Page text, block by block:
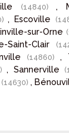
(14840),
, Escoville
sur-Orne
Saint-Clair
(14860),
, Sannerville
(14630),